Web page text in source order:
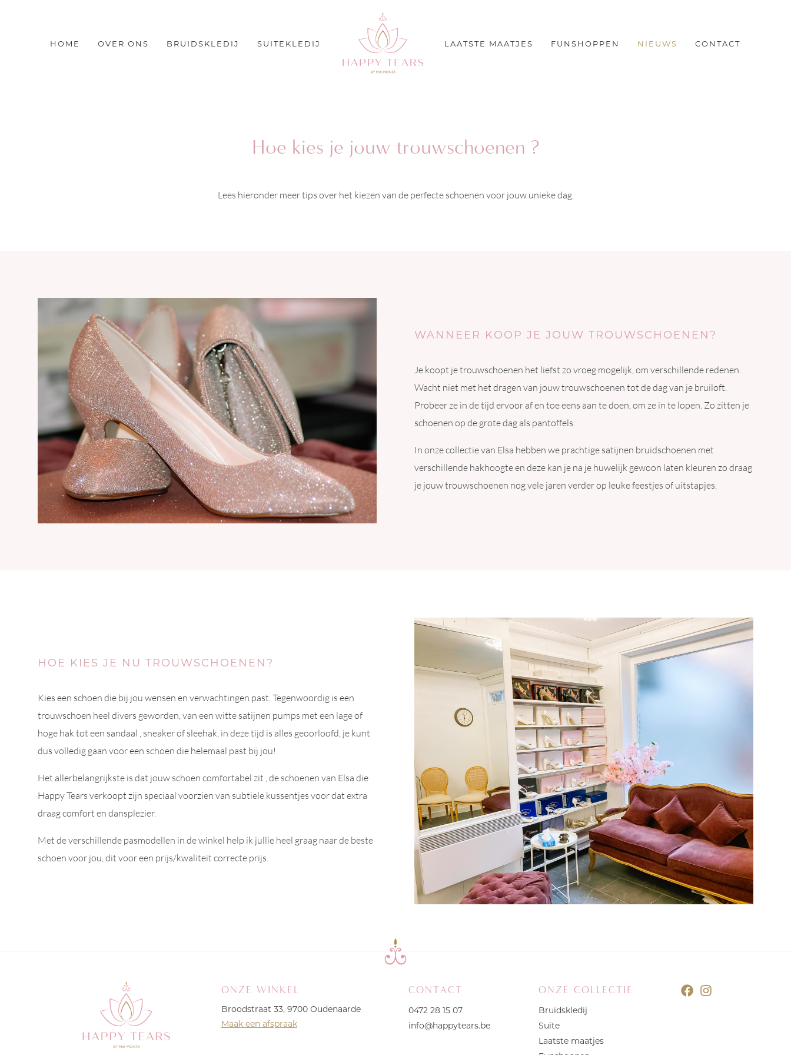
HOME OVER ONS BRUIDSKLEDIJ SUITEKLEDIJ LAATSTE MAATJES FUNSHOPPEN NIEUWS CONTACT
Hoe kies je jouw trouwschoenen ?
Lees hieronder meer tips over het kiezen van de perfecte schoenen voor jouw unieke dag.
WANNEER KOOP JE JOUW TROUWSCHOENEN?
Je koopt je trouwschoenen het liefst zo vroeg mogelijk, om verschillende redenen.
Wacht niet met het dragen van jouw trouwschoenen tot de dag van je bruiloft.
Probeer ze in de tijd ervoor af en toe eens aan te doen, om ze in te lopen. Zo zitten je
schoenen op de grote dag als pantoffels.
In onze collectie van Elsa hebben we prachtige satijnen bruidschoenen met
verschillende hakhoogte en deze kan je na je huwelijk gewoon laten kleuren zo draag
je jouw trouwschoenen nog vele jaren verder op leuke feestjes of uitstapjes.
HOE KIES JE NU TROUWSCHOENEN?
Kies een schoen die bij jou wensen en verwachtingen past. Tegenwoordig is een
trouwschoen heel divers geworden, van een witte satijnen pumps met een lage of
hoge hak tot een sandaal , sneaker of sleehak, in deze tijd is alles geoorloofd, je kunt
dus volledig gaan voor een schoen die helemaal past bij jou!
Het allerbelangrijkste is dat jouw schoen comfortabel zit , de schoenen van Elsa die
Happy Tears verkoopt zijn speciaal voorzien van subtiele kussentjes voor dat extra
draag comfort en dansplezier.
Met de verschillende pasmodellen in de winkel help ik jullie heel graag naar de beste
schoen voor jou, dit voor een prijs/kwaliteit correcte prijs.
ONZE COLLECTIE
Bruidskledij
Suite
Laatste maatjes
ONZE WINKEL
Broodstraat 33, 9700 Oudenaarde
Maak een afspraak
CONTACT
0472 28 15 07
info@happytears.be